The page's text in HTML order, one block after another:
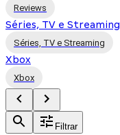
Reviews
Séries, TV e Streaming
Séries, TV e Streaming
Xbox
Xbox
Filtrar